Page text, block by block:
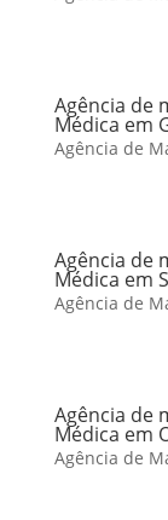
Agência de
Médica em
Agência de
Agência de
Médica em
Agência de
Agência de
Médica em
Agência de